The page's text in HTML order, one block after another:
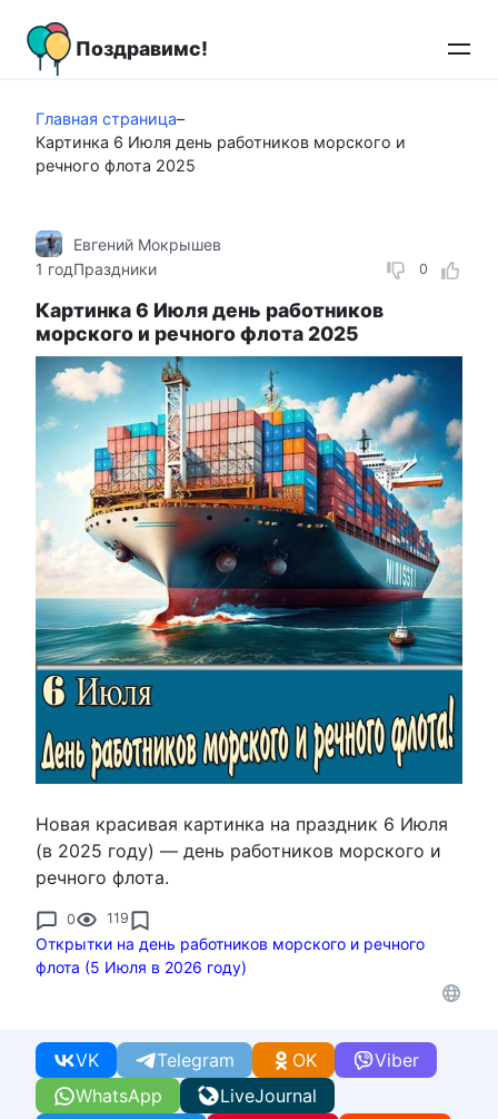
контенту
Поздравимс!
Главная страница–
Картинка 6 Июля день работников морского и
речного флота 2025
0
Евгений Мокрышев
1 годПраздники
Картинка 6 Июля день работников
морского и речного флота 2025
Новая красивая картинка на праздник 6 Июля
(в 2025 году) — день работников морского и
речного флота.
0 119
Открытки на день работников морского и речного
флота (5 Июля в 2026 году)
WhatsApp
VK Telegram Viber
OK
LiveJournal